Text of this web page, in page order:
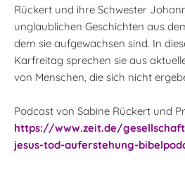
Rückert und ihre Schwester
unglaublichen Geschichten aus
dem sie aufgewachsen sind. In
Karfreitag sprechen sie aus
von Menschen, die sich nicht
Podcast von Sabine Rückert und
https://www.zeit.de/
jesus-tod-auferstehung-